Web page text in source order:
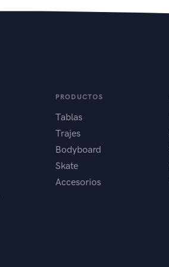
PRODUCTOS
Tablas
Trajes
Bodyboard
Skate
Accesorios